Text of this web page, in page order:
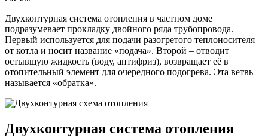
Двухконтурная система отопления в частном доме
подразумевает прокладку двойного ряда трубопровода.
Первый используется для подачи разогретого теплоносителя
от котла и носит название «подача». Второй – отводит
остывшую жидкость (воду, антифриз), возвращает её в
отопительный элемент для очередного подогрева. Эта ветвь
называется «обратка».
Двухконтурная система отопления